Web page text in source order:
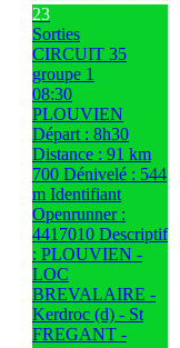
23
Sorties
CIRCUIT 35
groupe 1
08:30
PLOUVIEN
Départ : 8h30
Distance : 91 km
700 Dénivelé : 544
m Identifiant
Openrunner :
4417010 Descriptif
: PLOUVIEN -
LOC
BREVALAIRE -
Kerdroc (d) - St
FREGANT -